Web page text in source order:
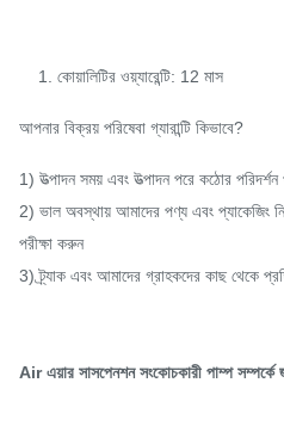
1. কোয়ালিটির ওয়্যারেন্টি: 12 মাস
আপনার বিক্রয় পরিষেবা গ্যারান্টি কিভাবে?
1) উত্পাদন সময় এবং উত্পাদন পরে কঠোর পরিদর্শন
2) ভাল অবস্থায় আমাদের পণ্য এবং প্যাকেজিং
পরীক্ষা করুন
3) ট্র্যাক এবং আমাদের গ্রাহকদের কাছ থেকে
Air এয়ার সাসপেনশন সংকোচকারী পাম্প সম্পর্কে